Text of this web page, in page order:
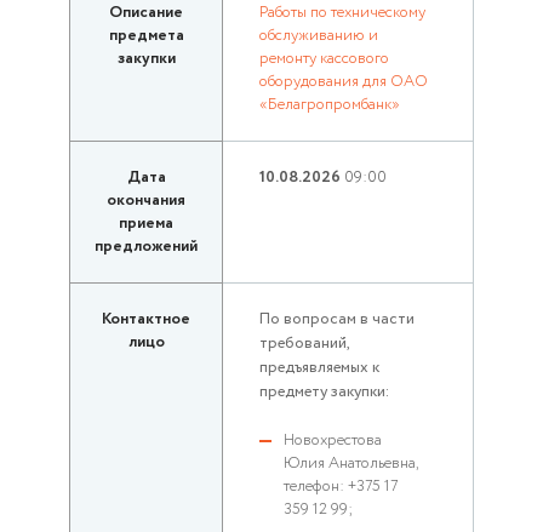
Описание
предмета
закупки
Работы по техническому
обслуживанию и
ремонту кассового
оборудования для ОАО
«Белагропромбанк»
Дата
окончания
приема
предложений
10.08.2026 09:00
Контактное
лицо
По вопросам в части
требований,
предъявляемых к
предмету закупки:
Новохрестова
Юлия Анатольевна,
телефон: +375 17
359 12 99;